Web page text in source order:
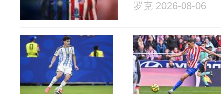
罗克 2026-08-06